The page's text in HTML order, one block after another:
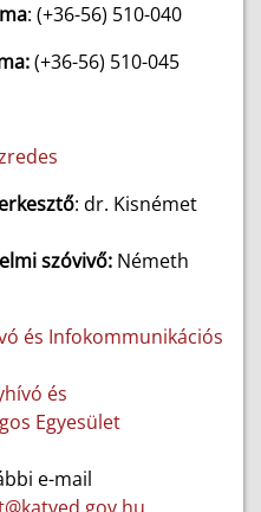
: (+36-56) 510-040
(+36-56) 510-045
: dr. Kisnémet
szóvivő: Németh
és Infokommunikációs
és
Egyesület
e-mail